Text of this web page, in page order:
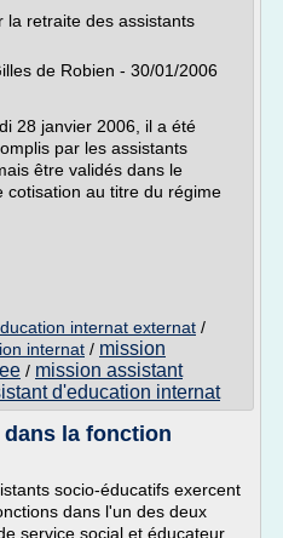
la retraite des assistants
de Robien - 30/01/2006
28 janvier 2006, il a été
par les assistants
être validés dans le
cotisation au titre du régime
internat externat /
internat / mission
/ mission assistant
d'education internat
la fonction
socio-éducatifs exercent
dans l'un des deux
service social et éducateur